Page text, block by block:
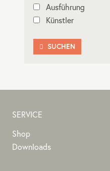
Ausführung
Künstler
 SUCHEN
SERVICE
Shop
Downloads